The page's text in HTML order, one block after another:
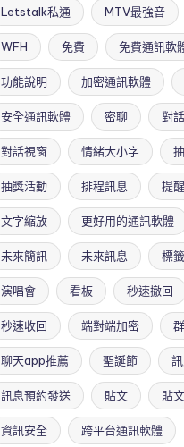
Letstalk私通 MTV最強音
WFH 免費 免費通訊軟
功能說明 加密通訊軟體
安全通訊軟體 密聊 對
對話視窗 情緒大小字
抽獎活動 排程訊息 提醒
文字縮放 更好用的通訊軟體
未來簡訊 未來訊息 標籤
演唱會 看板 秒速撤回
秒速收回 端對端加密
聊天app推薦 聖誕節
訊息預約發送 貼文 貼
資訊安全 跨平台通訊軟體